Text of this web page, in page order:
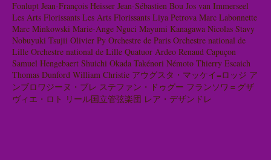
Fonlupt Jean-François Heisser Jean-Sébastien Bou Jos van Immerseel
Les Arts Florissants Les Arts Florissants Liya Petrova Marc Labonnette
Marc Minkowski Marie-Ange Nguci Mayumi Kanagawa Nicolas Stavy
Nobuyuki Tsujii Olivier Py Orchestre de Paris Orchestre national de
Lille Orchestre national de Lille Quatuor Ardeo Renaud Capuçon
Samuel Hengebaert Shuichi Okada Takénori Némoto Thierry Escaich
Thomas Dunford William Christie アウグスタ・マッケイ=ロッジ ア
ンブロワジーヌ・ブレ ステファン・ドゥグー フランソワ＝グザ
ヴィエ・ロト リール国立管弦楽団 レア・デザンドレ